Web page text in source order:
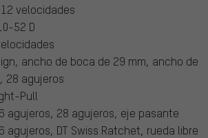
12 velocidades
52 D
ancho de boca de 29 mm, ancho de
28 agujeros
Pull
agujeros, 28 agujeros, eje pasante
agujeros, DT Swiss Ratchet, rueda libre